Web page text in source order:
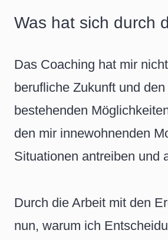
Was hat sich durch
Das Coaching hat mir
berufliche Zukunft und
bestehenden
den mir innewohnenden
Situationen antreiben und
Durch die Arbeit mit den
nun, warum ich